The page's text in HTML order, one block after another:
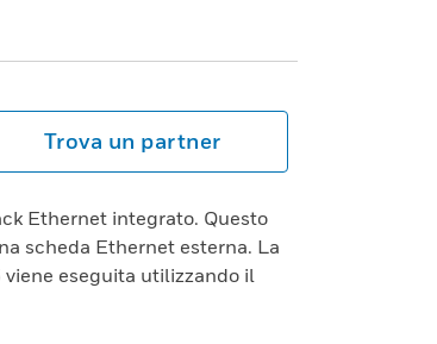
Trova un partner
Ethernet integrato. Questo
scheda Ethernet esterna. La
eseguita utilizzando il